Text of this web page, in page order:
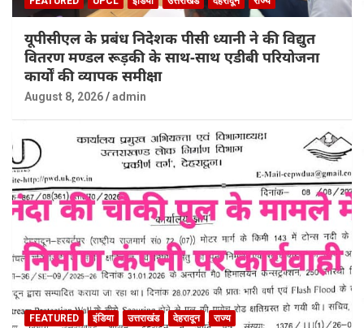
यूपीसीएल के प्रबंध निदेशक पीसी ध्यानी ने की विद्युत
वितरण मण्डल रूड़की के साथ-साथ एडीबी परियोजना
कार्यों की व्यापक समीक्षा
August 8, 2026 admin
FEATURED इंडिया उत्तराखंड देहरादून राज्य